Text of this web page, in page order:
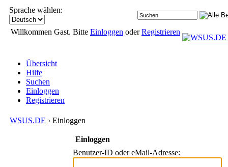
Sprache wählen:
Willkommen Gast. Bitte Einloggen oderRegistrieren
Übersicht
Hilfe
Suchen
Einloggen
Registrieren
WSUS.DE › Einloggen
Einloggen
Benutzer-ID oder eMail-Adresse: